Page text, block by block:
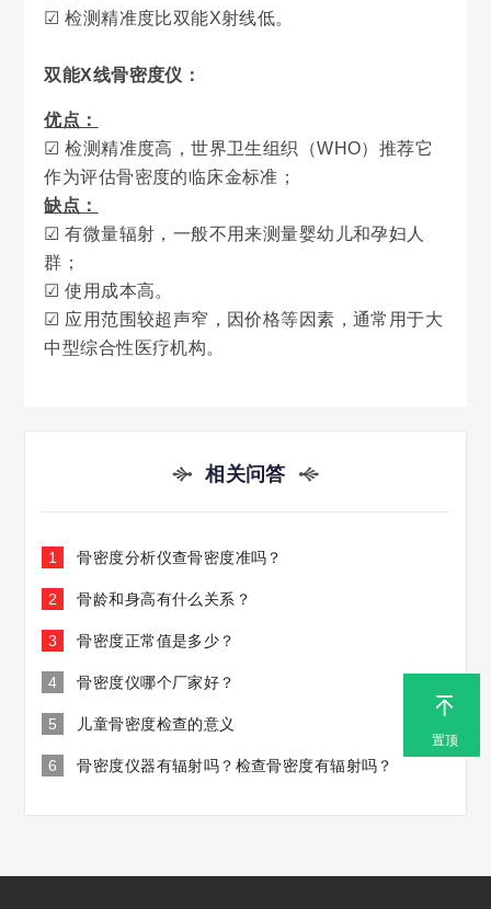
☑ 检测精准度比双能X射线低。
双能X线骨密度仪 ：
优点：
☑ 检测精准度高，世界卫生组织（WHO）推荐它
作为评估骨密度的临床金标准；
缺点：
☑ 有微量辐射，一般不用来测量婴幼儿和孕妇人
群；
☑ 使用成本高。
☑ 应用范围较超声窄，因价格等因素，通常用于大
中型综合性医疗机构。
相关问答
1 骨密度分析仪查骨密度准吗？
2 骨龄和身高有什么关系？
3 骨密度正常值是多少？
4 骨密度仪哪个厂家好？
5 儿童骨密度检查的意义
6 骨密度仪器有辐射吗？检查骨密度有辐射吗？
置顶